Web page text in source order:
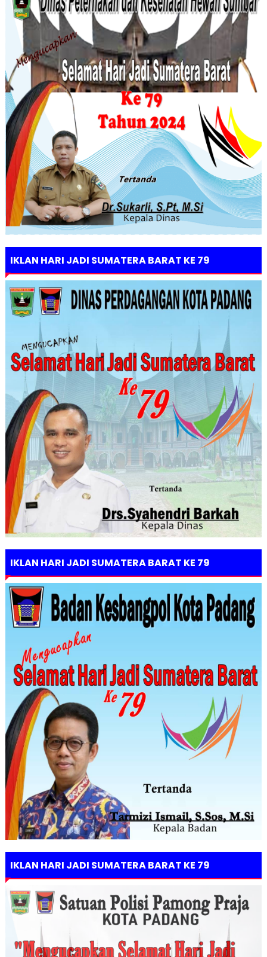
IKLAN HARI JADI SUMATERA BARAT KE 79
IKLAN HARI JADI SUMATERA BARAT KE 79
IKLAN HARI JADI SUMATERA BARAT KE 79